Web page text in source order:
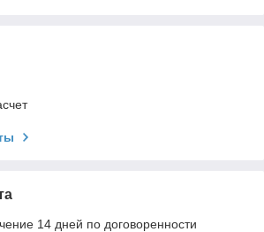
14 дней по договоренности